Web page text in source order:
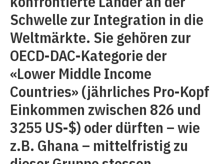
Schwelle zur Integration in die
Weltmärkte. Sie gehören zur
OECD-DAC-Kategorie der
«Lower Middle Income
Countries» (jährliches Pro-Kopf
Einkommen zwischen 826 und
3255 US-$) oder dürften – wie
z.B. Ghana – mittelfristig zu